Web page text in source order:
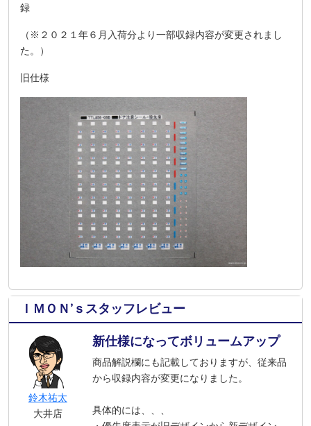
録
（※２０２１年６月入荷分より一部収録内容が変更されまし
た。）
旧仕様
ＩＭＯＮ’ｓスタッフレビュー
鈴木祐太
大井店
新仕様になってボリュームアップ
商品解説欄にも記載しておりますが、従来品
から収録内容が変更になりました。
具体的には、、、